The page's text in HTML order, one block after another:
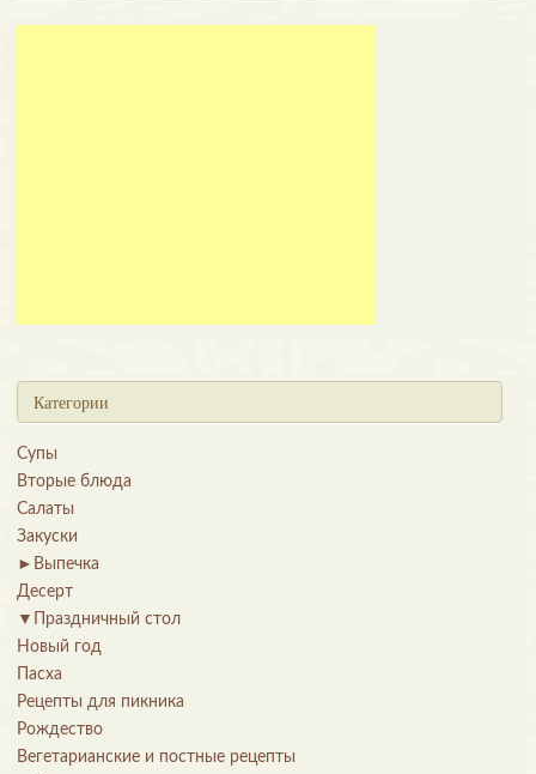
Категории
Супы
Вторые блюда
Салаты
Закуски
► Выпечка
Десерт
▼
Праздничный стол
Новый год
Пасха
Рецепты для пикника
Рождество
Вегетарианские и постные рецепты